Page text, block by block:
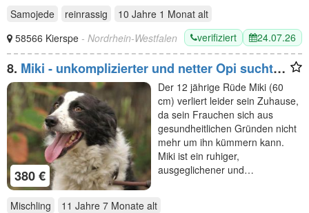
Samojede
reinrassig 10 Jahre 1 Monat alt
58566 Kierspe - Nordrhein-Westfalen verifiziert 24.07.26
8. Miki - unkomplizierter und netter Opi sucht
liebevolle Menschen
380 €
Der 12 jährige Rüde Miki (60
cm) verliert leider sein Zuhause,
da sein Frauchen sich aus
gesundheitlichen Gründen nicht
mehr um ihn kümmern kann.
Miki ist ein ruhiger,
ausgeglichener und…
Mischling 11 Jahre 7 Monate alt